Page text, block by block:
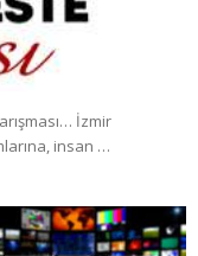
İzmir
insan …